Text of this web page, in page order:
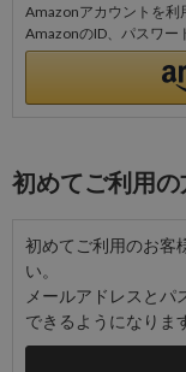
Amazonアカウントを利
AmazonのID、パスワー
初めてご利用
初めてご利用のお客
い。
メールアドレスと
できるようになりま